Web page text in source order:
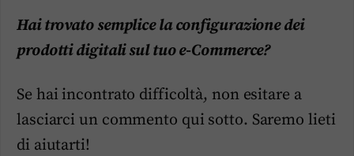
Hai trovato semplice la configurazione dei
prodotti digitali sul tuo e-Commerce?
Se hai incontrato difficoltà, non esitare a
lasciarci un commento qui sotto. Saremo lieti
di aiutarti!